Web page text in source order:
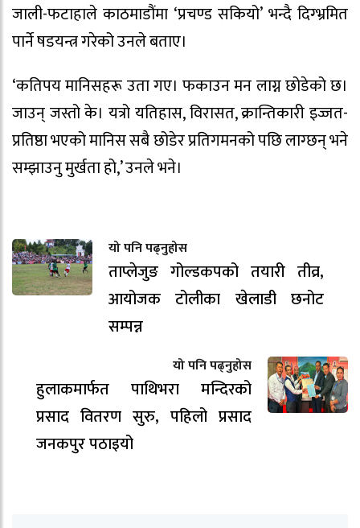
जाली-फटाहाले काठमाडौंमा ‘प्रचण्ड सकियो’ भन्दै दिग्भ्रमित
पार्ने षडयन्त्र गरेको उनले बताए।
‘कतिपय मानिसहरू उता गए। फकाउन मन लाग्न छोडेको छ।
जाउन् जस्तो के। यत्रो यतिहास, विरासत, क्रान्तिकारी इज्जत-
प्रतिष्ठा भएको मानिस सबै छोडेर प्रतिगमनको पछि लाग्छन् भने
सम्झाउनु मुर्खता हो,’ उनले भने।
यो पनि पढ्नुहोस
ताप्लेजुङ गोल्डकपको तयारी तीव्र,
आयोजक टोलीका खेलाडी छनोट
सम्पन्न
यो पनि पढ्नुहोस
हुलाकमार्फत पाथिभरा मन्दिरको
प्रसाद वितरण सुरु, पहिलो प्रसाद
जनकपुर पठाइयो